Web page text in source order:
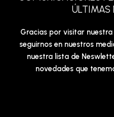
ÚLTIMAS
Gracias por visitar
seguirnos en nuestros
nuestra lista de
novedades que